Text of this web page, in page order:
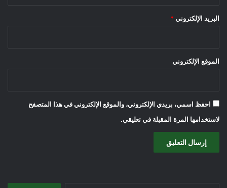
البريد الإلكتروني *
الموقع الإلكتروني
احفظ اسمي، بريدي الإلكتروني، والموقع الإلكتروني في هذا المتصفح
لاستخدامها المرة المقبلة في تعليقي.